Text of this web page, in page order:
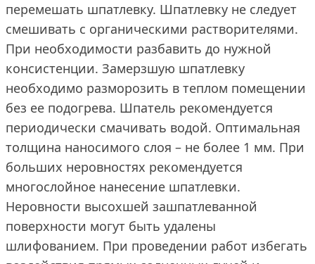
перемешать шпатлевку. Шпатлевку не следует
смешивать с органическими растворителями.
При необходимости разбавить до нужной
консистенции. Замерзшую шпатлевку
необходимо разморозить в теплом помещении
без ее подогрева. Шпатель рекомендуется
периодически смачивать водой. Оптимальная
толщина наносимого слоя – не более 1 мм. При
больших неровностях рекомендуется
многослойное нанесение шпатлевки.
Неровности высохшей зашпатлеванной
поверхности могут быть удалены
шлифованием. При проведении работ избегать